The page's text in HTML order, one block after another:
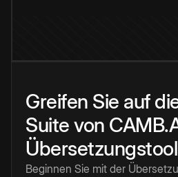
Greifen Sie auf
Suite von
Beginnen Sie mit der